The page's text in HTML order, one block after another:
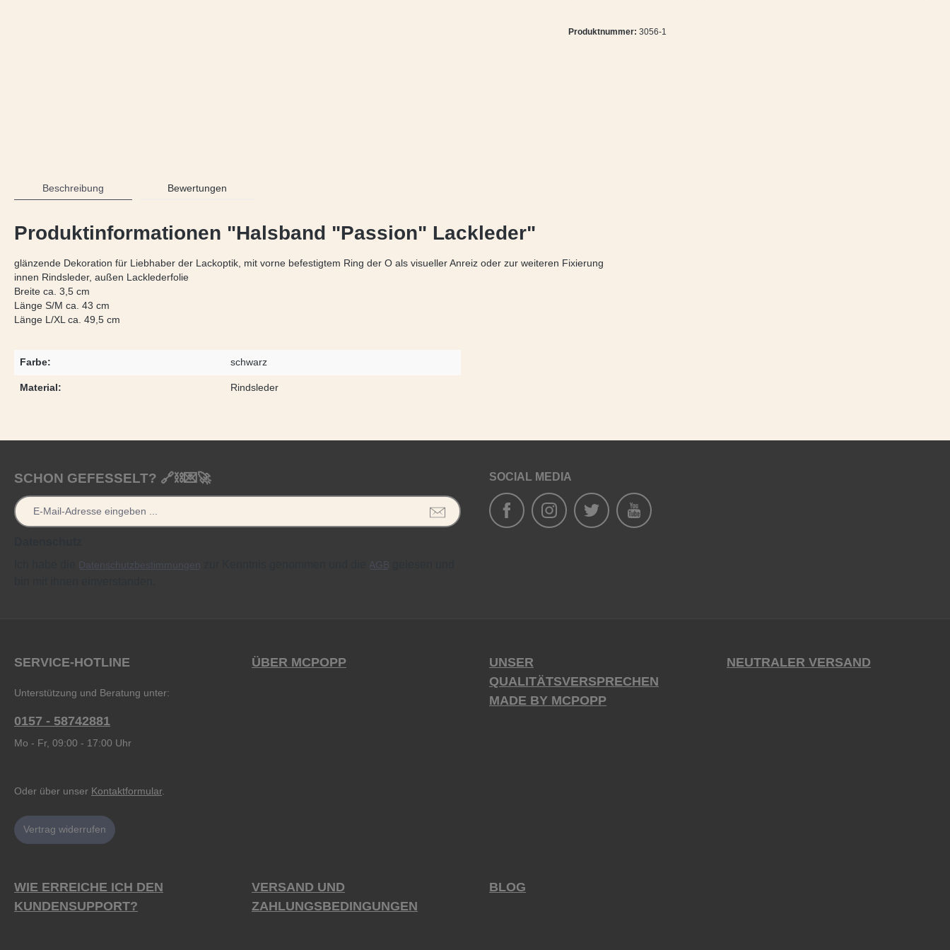
Produktnummer: 3056-1
Beschreibung Bewertungen
Produktinformationen "Halsband "Passion" Lackleder"
glänzende Dekoration für Liebhaber der Lackoptik, mit vorne befestigtem Ring der O als visueller Anreiz oder zur weiteren Fixierung
innen Rindsleder, außen Lacklederfolie
Breite ca. 3,5 cm
Länge S/M ca. 43 cm
Länge L/XL ca. 49,5 cm
Farbe: schwarz
Material: Rindsleder
SCHON GEFESSELT? 🔗⛓️💌🚀
Datenschutzbestimmungen AGB
SOCIAL MEDIA
SERVICE-HOTLINE
Unterstützung und Beratung unter:
0157 - 58742881
Mo - Fr, 09:00 - 17:00 Uhr
Oder über unser Kontaktformular.
Vertrag widerrufen
ÜBER MCPOPP
UNSER
QUALITÄTSVERSPRECHEN
MADE BY MCPOPP
NEUTRALER VERSAND
WIE ERREICHE ICH DEN
KUNDENSUPPORT?
VERSAND UND
ZAHLUNGSBEDINGUNGEN
BLOG